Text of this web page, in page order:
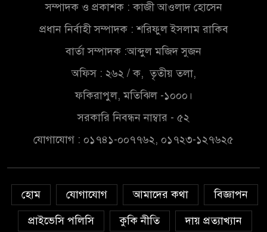
অগ্রযাত্রায় নতুন অধ্যায়
বাংলাদেশে বর্তমানে স্থিতিশীল
এখনই উপযুক্ত সময়
সরকার,প্রবাসীদের বিনিয়োগের
চাঁদপুরে মাটির নিচে গাঁজার ড্রাম,
মাদক কারবারি আটক
সম্পাদক ও প্রকাশক : কাজী আওলাদ হোসেন
প্রধান নির্বাহী সম্পাদক : শরিফুল ইসলাম রাকিব
বার্তা সম্পাদক :আব্দুল মজিদ সুজন
অফিস : ২৬২ / ক, তৃতীয় তলা,
ফকিরাপুল, মতিঝিল -১০০০।
সরকারি নিবন্ধন নাম্বার - ৫২
যোগাযোগ : ০১৭৪১-০০৭৭৬২, ০১৭২৩-১২৭৬২৫
হোম যোগাযোগ আমাদের কথা
বিজ্ঞাপন
প্রাইভেসি পলিসি
কুকি নীতি
দায় প্রত্যাখ্যান